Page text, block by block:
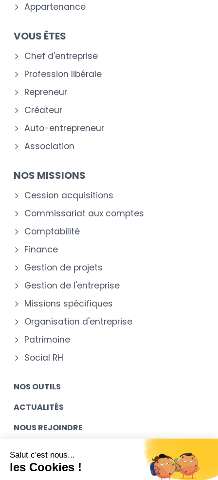
Appartenance
VOUS ÊTES
Chef d'entreprise
Profession libérale
Repreneur
Créateur
Auto-entrepreneur
Association
NOS MISSIONS
Cession acquisitions
Commissariat aux comptes
Comptabilité
Finance
Gestion de projets
Gestion de l'entreprise
Missions spécifiques
Organisation d'entreprise
Patrimoine
Social RH
NOS OUTILS
ACTUALITÉS
NOUS REJOINDRE
CONTACT
Salut c'est nous...
les Cookies !